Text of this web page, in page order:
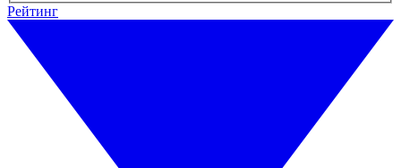
Рейтинг